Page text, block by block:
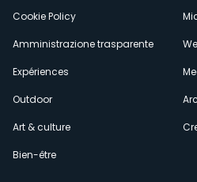
Cookie Policy
Amministrazione trasparente
Expériences
Outdoor
Art & culture
Bien-être